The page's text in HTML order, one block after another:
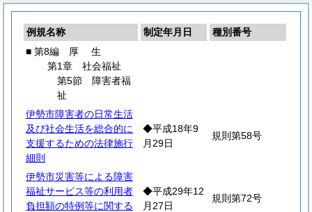
例規名称 制定年月日
種別番号
■ 第8編 厚 生
第1章 社会福祉
第5節 障害者福
祉
伊勢市障害者の日常生活
及び社会生活を総合的に
支援するための法律施行
細則
◆平成18年9
月29日
規則第58号
伊勢市災害等による障害
福祉サービス等の利用者
負担額の特例等に関する
◆平成29年12
月27日
規則第72号